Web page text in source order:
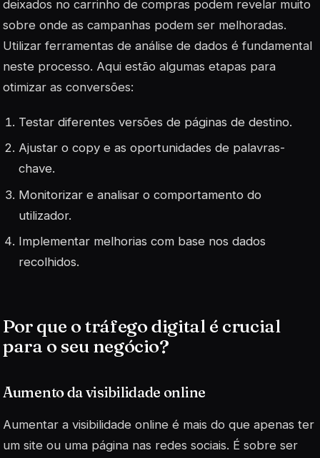
deixados no carrinho de compras podem revelar muito
sobre onde as campanhas podem ser melhoradas.
Utilizarferramentas de análise de dados é fundamental
neste processo. Aqui estão algumas etapas para
otimizar as conversões:
Testar diferentes versões de páginas de destino.
Ajustar o copy e as oportunidades de palavras-
chave.
Monitorizar e analisar o comportamento do
utilizador.
Implementar melhorias com base nos dados
recolhidos.
Por que o tráfego digital é crucial
para o seu negócio?
Aumento da visibilidade online
Aumentar a visibilidade online é mais do que apenas ter
um site ou uma página nas redes sociais. É sobre ser